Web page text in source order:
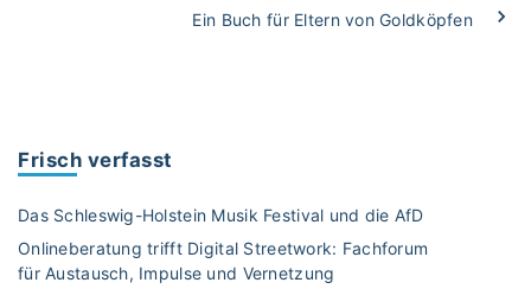
Ein Buch für Eltern von Goldköpfen
Frisch verfasst
Das Schleswig-Holstein Musik Festival und die AfD
Onlineberatung trifft Digital Streetwork: Fachforum
für Austausch, Impulse und Vernetzung